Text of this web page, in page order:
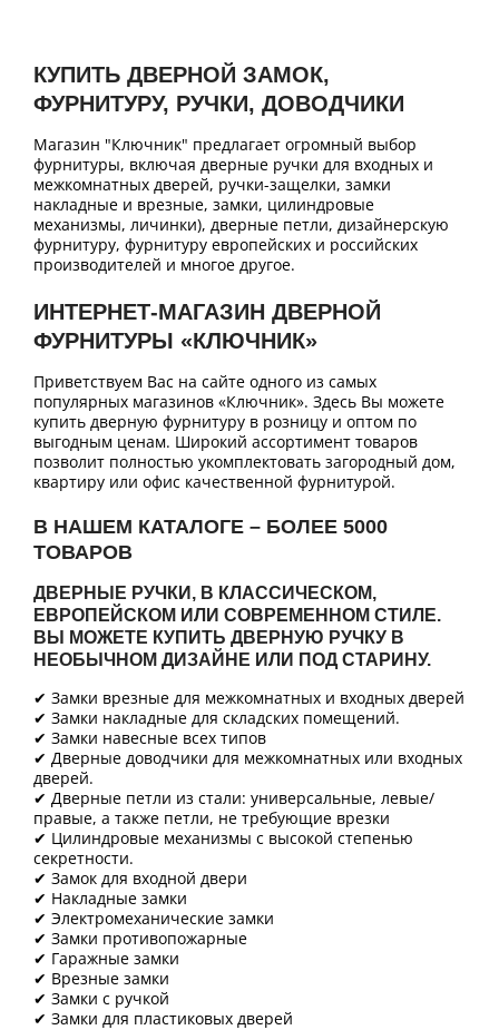
КУПИТЬ ДВЕРНОЙ ЗАМОК,
ФУРНИТУРУ, РУЧКИ, ДОВОДЧИКИ
Магазин "Ключник" предлагает огромный выбор
фурнитуры, включая дверные ручки для входных и
межкомнатных дверей, ручки-защелки, замки
накладные и врезные, замки, цилиндровые
механизмы, личинки), дверные петли, дизайнерскую
фурнитуру, фурнитуру европейских и российских
производителей и многое другое.
ИНТЕРНЕТ-МАГАЗИН ДВЕРНОЙ
ФУРНИТУРЫ «КЛЮЧНИК»
Приветствуем Вас на сайте одного из самых
популярных магазинов «Ключник». Здесь Вы можете
купить дверную фурнитуру в розницу и оптом по
выгодным ценам. Широкий ассортимент товаров
позволит полностью укомплектовать загородный дом,
квартиру или офис качественной фурнитурой.
В НАШЕМ КАТАЛОГЕ – БОЛЕЕ 5000
ТОВАРОВ
ДВЕРНЫЕ РУЧКИ, В КЛАССИЧЕСКОМ,
ЕВРОПЕЙСКОМ ИЛИ СОВРЕМЕННОМ СТИЛЕ.
ВЫ МОЖЕТЕ КУПИТЬ ДВЕРНУЮ РУЧКУ В
НЕОБЫЧНОМ ДИЗАЙНЕ ИЛИ ПОД СТАРИНУ.
✔ Замки врезные для межкомнатных и входных дверей
✔ Замки накладные для складских помещений.
✔ Замки навесные всех типов
✔ Дверные доводчики для межкомнатных или входных
дверей.
✔ Дверные петли из стали: универсальные, левые/
правые, а также петли, не требующие врезки
✔ Цилиндровые механизмы с высокой степенью
секретности.
✔ Замок для входной двери
✔ Накладные замки
✔ Электромеханические замки
✔ Замки противопожарные
✔ Гаражные замки
✔ Врезные замки
✔ Замки с ручкой
✔ Замки для пластиковых дверей